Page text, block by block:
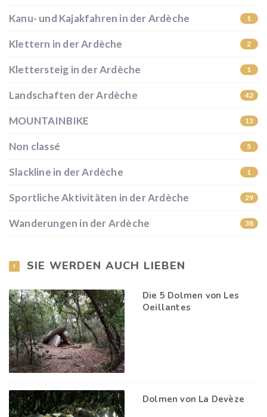
Kanu- und Kajakfahren in der Ardèche 1
Klettern in der Ardèche 2
Klettersteig in der Ardèche 1
Landschaften der Ardèche 42
MOUNTAINBIKE 15
Non classé 5
Slackline in der Ardèche 1
Sportliche Aktivitäten in der Ardèche 29
Wanderungen in der Ardèche 38
SIE WERDEN AUCH LIEBEN
Die 5 Dolmen von Les
Oeillantes
Dolmen von La Devèze